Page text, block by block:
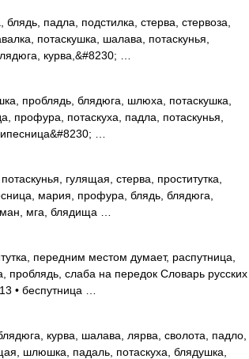
падла, подстилка, стерва, стервоза,
потаскушка, шалава, потаскунья,
курва,&#8230; …
проблядь, блядюга, шлюха, потаскушка,
потаскуха, падла, потаскунья,
…
гулящая, стерва, проститутка,
мария, профура, блядь, блядюга,
мга, блядища …
передним местом думает, распутница,
проблядь, слаба на передок Словарь русских
• беспутница …
курва, шалава, лярва, сволота, падло,
шлюшка, падаль, потаскуха, блядушка,